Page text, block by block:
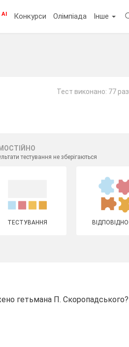
AI Конкурси Олімпіада Інше
Тест виконано: 77
тестування не зберігаються
ТЕСТУВАННЯ
гетьмана П. Скоропадського?